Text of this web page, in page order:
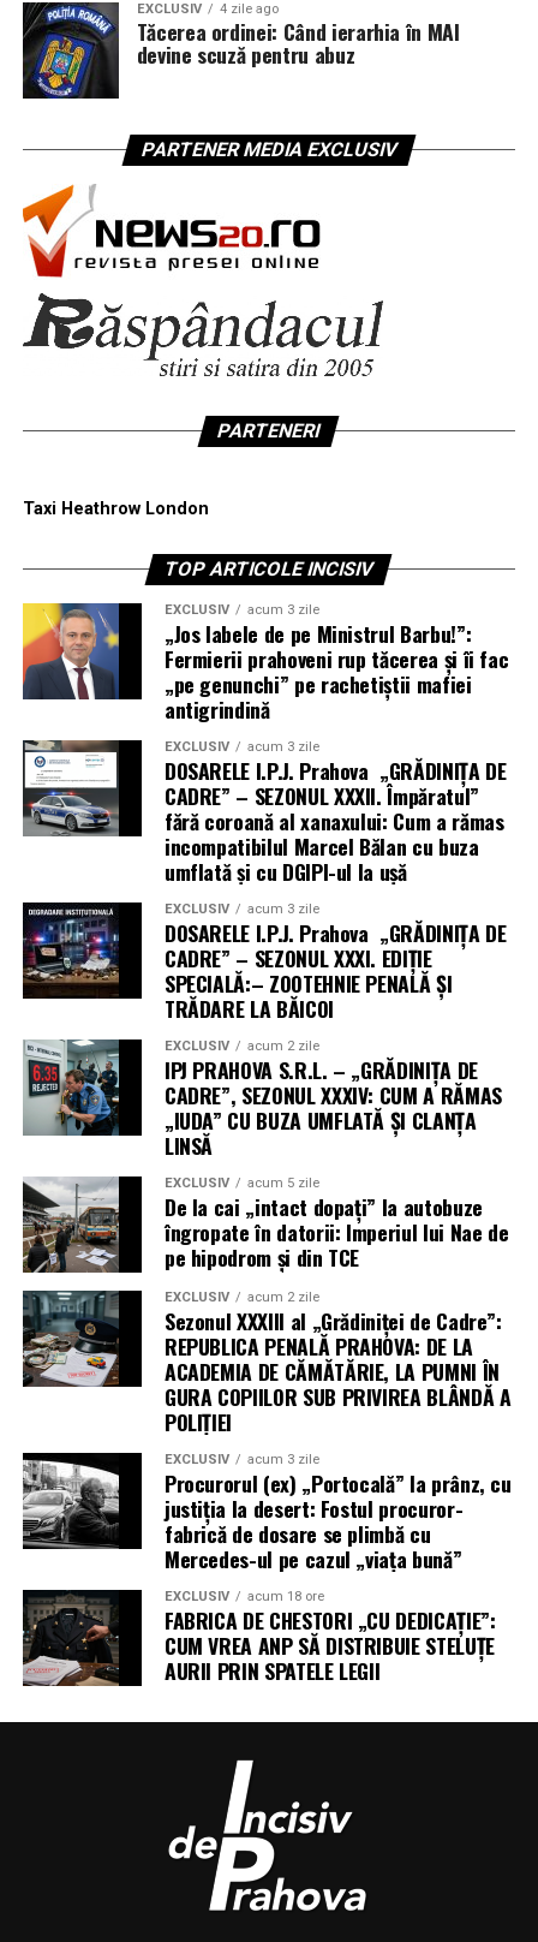
EXCLUSIV 4 zile ago
Tăcerea ordinei: Când ierarhia în MAI
devine scuză pentru abuz
PARTENER MEDIA EXCLUSIV
PARTENERI
Taxi Heathrow London
TOP ARTICOLE INCISIV
EXCLUSIV acum 3 zile
„Jos labele de pe Ministrul Barbu!”:
Fermierii prahoveni rup tăcerea și îi fac
„pe genunchi” pe rachetiștii mafiei
antigrindină
EXCLUSIV acum 3 zile
DOSARELE I.P.J. Prahova „GRĂDINIȚA DE
CADRE” – SEZONUL XXXII. Împăratul”
fără coroană al xanaxului: Cum a rămas
incompatibilul Marcel Bălan cu buza
umflată și cu DGIPI-ul la ușă
EXCLUSIV acum 3 zile
DOSARELE I.P.J. Prahova „GRĂDINIȚA DE
CADRE” – SEZONUL XXXI. EDIȚIE
SPECIALĂ:– ZOOTEHNIE PENALĂ ȘI
TRĂDARE LA BĂICOI
EXCLUSIV acum 2 zile
IPJ PRAHOVA S.R.L. – „GRĂDINIȚA DE
CADRE”, SEZONUL XXXIV: CUM A RĂMAS
„IUDA” CU BUZA UMFLATĂ ȘI CLANȚA
LINSĂ
EXCLUSIV acum 5 zile
De la cai „intact dopați” la autobuze
îngropate în datorii: Imperiul lui Nae de
pe hipodrom și din TCE
EXCLUSIV acum 2 zile
Sezonul XXXIII al „Grădiniței de Cadre”:
REPUBLICA PENALĂ PRAHOVA: DE LA
ACADEMIA DE CĂMĂTĂRIE, LA PUMNI ÎN
GURA COPIILOR SUB PRIVIREA BLÂNDĂ A
POLIȚIEI
EXCLUSIV acum 3 zile
Procurorul (ex) „Portocală” la prânz, cu
justiția la desert: Fostul procuror-
fabrică de dosare se plimbă cu
Mercedes-ul pe cazul „viața bună”
EXCLUSIV acum 18 ore
FABRICA DE CHESTORI „CU DEDICAȚIE”:
CUM VREA ANP SĂ DISTRIBUIE STELUȚE
AURII PRIN SPATELE LEGII